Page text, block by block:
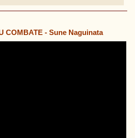
COMBATE - Sune Naguinata